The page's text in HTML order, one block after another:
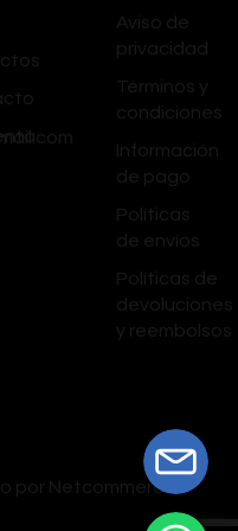
Aviso de
privacidad
Términos y
condiciones
Información
de pago
Políticas
de envíos
Políticas de
devoluciones
y reembolsos
por Netcommerce